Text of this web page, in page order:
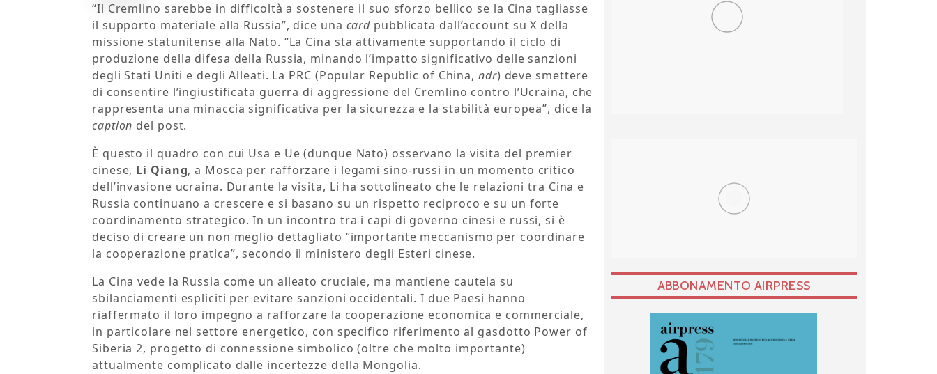
“Il Cremlino sarebbe in difficoltà a sostenere il suo sforzo bellico se la Cina tagliasse
il supporto materiale alla Russia”, dice una card pubblicata dall’account su X della
missione statunitense alla Nato. “La Cina sta attivamente supportando il ciclo di
produzione della difesa della Russia, minando l’impatto significativo delle sanzioni
degli Stati Uniti e degli Alleati. La PRC (Popular Republic of China, ndr) deve smettere
di consentire l’ingiustificata guerra di aggressione del Cremlino contro l’Ucraina, che
rappresenta una minaccia significativa per la sicurezza e la stabilità europea”, dice la
caption del post.
È questo il quadro con cui Usa e Ue (dunque Nato) osservano la visita del premier
cinese, Li Qiang, a Mosca per rafforzare i legami sino-russi in un momento critico
dell’invasione ucraina. Durante la visita, Li ha sottolineato che le relazioni tra Cina e
Russia continuano a crescere e si basano su un rispetto reciproco e su un forte
coordinamento strategico. In un incontro tra i capi di governo cinesi e russi, si è
deciso di creare un non meglio dettagliato “importante meccanismo per coordinare
la cooperazione pratica”, secondo il ministero degli Esteri cinese.
La Cina vede la Russia come un alleato cruciale, ma mantiene cautela su
sbilanciamenti espliciti per evitare sanzioni occidentali. I due Paesi hanno
riaffermato il loro impegno a rafforzare la cooperazione economica e commerciale,
in particolare nel settore energetico, con specifico riferimento al gasdotto Power of
Siberia 2, progetto di connessione simbolico (oltre che molto importante)
attualmente complicato dalle incertezze della Mongolia.
ABBONAMENTO AIRPRESS